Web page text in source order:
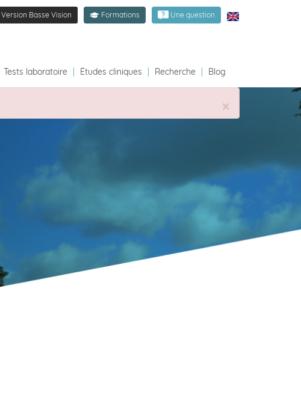
Une question
Formations
Version Basse Vision
Tests laboratoire Études cliniques Recherche Blog
×